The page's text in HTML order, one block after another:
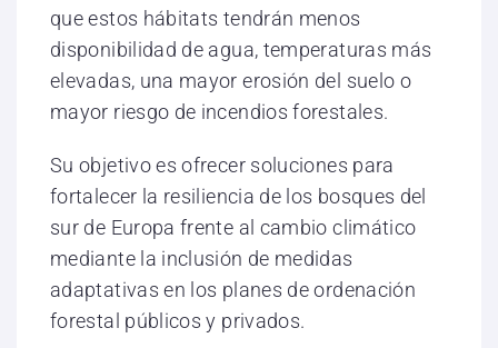
que estos hábitats tendrán menos
disponibilidad de agua, temperaturas más
elevadas, una mayor erosión del suelo o
mayor riesgo de incendios forestales.
Su objetivo es ofrecer soluciones para
fortalecer la resiliencia de los bosques del
sur de Europa frente al cambio climático
mediante la inclusión de medidas
adaptativas en los planes de ordenación
forestal públicos y privados.